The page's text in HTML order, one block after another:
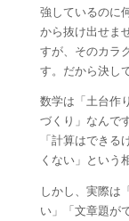
強しているのに
から抜け出せま
すが、そのカラ
す。だから決し
数学は「土台作
づくり」なんで
「計算はでき
くない」という
しかし、実際は
い」「文章題が